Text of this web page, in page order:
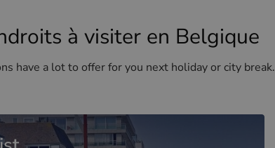
à visiter en Belgique
have a lot to offer for you next holiday or city break.